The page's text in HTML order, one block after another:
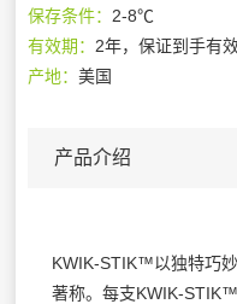
保存条件： 2-8℃
有效期： 2年，保证到手有
产地：美国
产品介绍
KWIK-STIK™以独特巧
著称。每支KWIK-